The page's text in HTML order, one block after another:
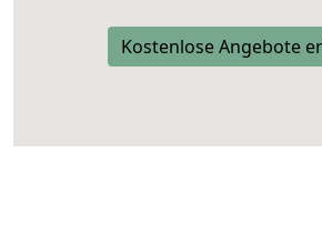
Kostenlose Angebote